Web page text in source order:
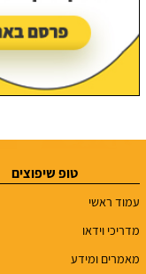
טופ שיפוצים
עמוד ראשי
מדריכי וידאו
מאמרים ומידע